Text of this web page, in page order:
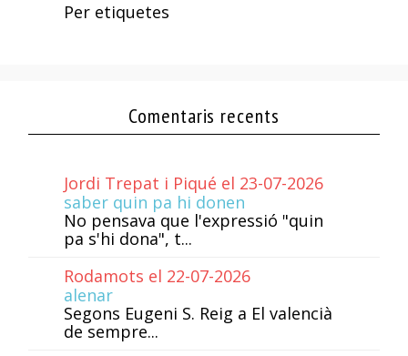
Per etiquetes
Comentaris recents
Jordi Trepat i Piqué el 23-07-2026
saber quin pa hi donen
No pensava que l'expressió "quin
pa s'hi dona", t...
Rodamots el 22-07-2026
alenar
Segons Eugeni S. Reig a El valencià
de sempre...